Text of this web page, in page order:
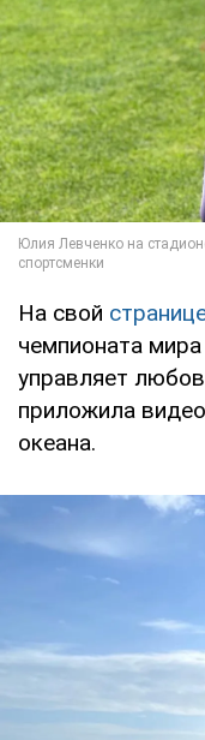
На свой
чемпионата
управляет
приложила
океана.